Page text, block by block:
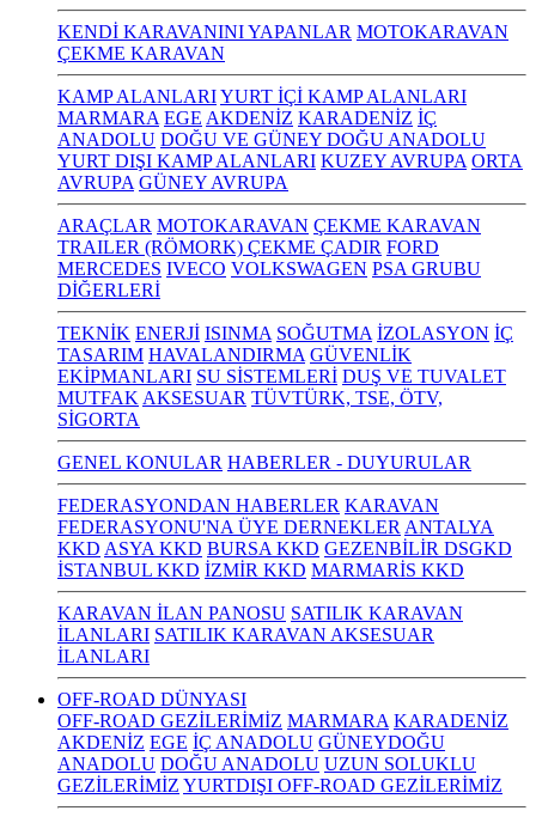
KENDİ KARAVANINI YAPANLAR MOTOKARAVAN
ÇEKME KARAVAN
KAMP ALANLARIYURT İÇİ KAMP ALANLARI
MARMARA EGE AKDENİZ KARADENİZ İÇ
ANADOLU DOĞU VE GÜNEY DOĞU ANADOLU
YURT DIŞI KAMP ALANLARI KUZEY AVRUPA ORTA
AVRUPA GÜNEY AVRUPA
ARAÇLAR MOTOKARAVAN ÇEKME KARAVAN
TRAILER (RÖMORK) ÇEKME ÇADIR FORD
MERCEDES IVECO VOLKSWAGEN PSA GRUBU
DİĞERLERİ
TEKNİK ENERJİ ISINMA SOĞUTMA İZOLASYON İÇ
TASARIM HAVALANDIRMA GÜVENLİK
EKİPMANLARI SU SİSTEMLERİ DUŞ VE TUVALET
MUTFAK AKSESUAR TÜVTÜRK, TSE, ÖTV,
SİGORTA
GENEL KONULAR HABERLER - DUYURULAR
FEDERASYONDAN HABERLER KARAVAN
FEDERASYONU'NA ÜYE DERNEKLER ANTALYA
KKD ASYA KKD BURSA KKD GEZENBİLİR DSGKD
İSTANBUL KKD İZMİR KKD MARMARİS KKD
KARAVAN İLAN PANOSU SATILIK KARAVAN
İLANLARI SATILIK KARAVAN AKSESUAR
İLANLARI
OFF-ROAD DÜNYASI
OFF-ROAD GEZİLERİMİZ MARMARA KARADENİZ
AKDENİZ EGE İÇ ANADOLU GÜNEYDOĞU
ANADOLU DOĞU ANADOLU UZUN SOLUKLU
GEZİLERİMİZ YURTDIŞI OFF-ROAD GEZİLERİMİZ